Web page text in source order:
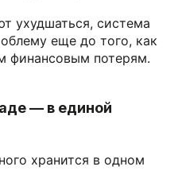
ухудшаться, система
еще до того, как
финансовым потерям.
— в единой
хранится в одном